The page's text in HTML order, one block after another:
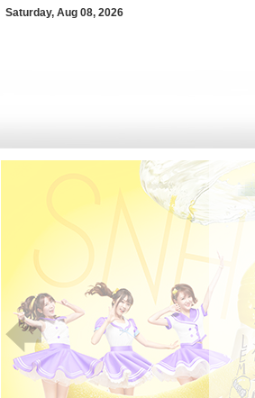
Saturday, Aug 08, 2026